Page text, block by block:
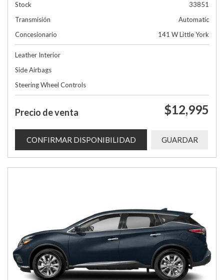
Stock
33851
Transmisión
Automatic
Concesionario
141 W Little York
Leather Interior
Side Airbags
Steering Wheel Controls
Precio de venta $12,995
CONFIRMAR DISPONIBILIDAD GUARDAR